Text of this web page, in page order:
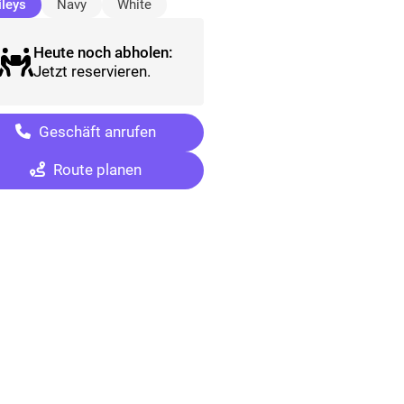
(ausgewählt)
Navy White
Heute noch abholen:
Jetzt reservieren.
Geschäft anrufen
Route planen